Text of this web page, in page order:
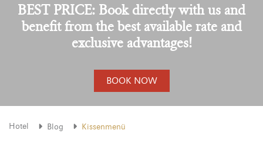
BEST PRICE: Book directly with us and
benefit from the best available rate and
exclusive advantages!
BOOK NOW
Hotel Blog Kissenmenü